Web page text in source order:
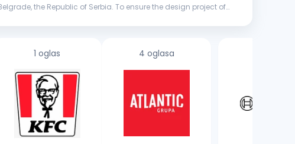
the Republic of Serbia. To ensure the design project of
1 oglas 4 oglasa